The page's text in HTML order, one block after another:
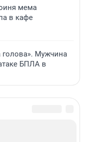
мема
в кафе
голова». Мужчина
БПЛА в